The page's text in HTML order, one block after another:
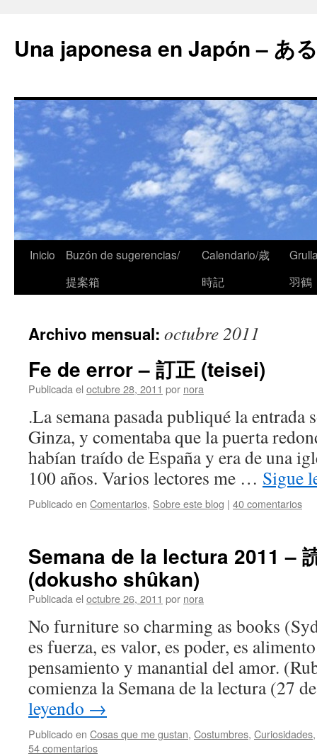
Una japonesa en Japón – あ
Inicio
Buzón de sugerencias/
提案箱
Calendario/歳
時記
羽鶴
Archivo mensual: octubre 2011
Fe de error – 訂正 (teisei)
Publicada el octubre 28, 2011 por nora
.La semana pasada publiqué la entrada
Ginza, y comentaba que la puerta
habían traído de España y era de una
100 años. Varios lectores me … Sigue
Publicado en Comentarios, Sobre este blog | 40 comentarios
Semana de la lectura 2011 –
(dokusho shûkan)
Publicada el octubre 26, 2011 por nora
No furniture so charming as books
es fuerza, es valor, es poder, es
pensamiento y manantial del amor.
comienza la Semana de la lectura (27
leyendo →
Publicado en Cosas que me gustan, Costumbres, Curiosidades
54 comentarios